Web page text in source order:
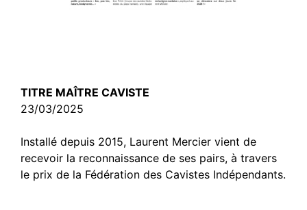
TITRE MAÎTRE CAVISTE
23/03/2025
Installé depuis 2015, Laurent Mercier vient de
recevoir la reconnaissance de ses pairs, à travers
le prix de la Fédération des Cavistes Indépendants.